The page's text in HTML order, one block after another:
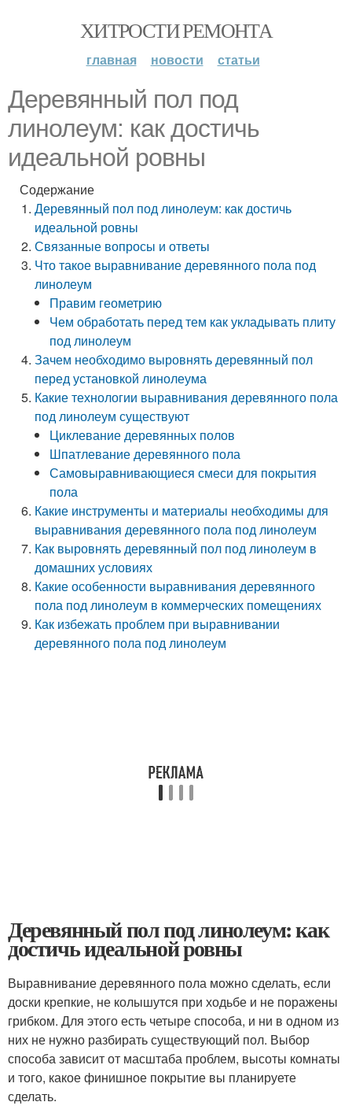
ХИТРОСТИ РЕМОНТА
главная новости статьи
Деревянный пол под
линолеум: как достичь
идеальной ровны
Содержание
Деревянный пол под линолеум: как достичь
идеальной ровны
Связанные вопросы и ответы
Что такое выравнивание деревянного пола под
линолеум
Правим геометрию
Чем обработать перед тем как укладывать плиту
под линолеум
Зачем необходимо выровнять деревянный пол
перед установкой линолеума
Какие технологии выравнивания деревянного пола
под линолеум существуют
Циклевание деревянных полов
Шпатлевание деревянного пола
Самовыравнивающиеся смеси для покрытия
пола
Какие инструменты и материалы необходимы для
выравнивания деревянного пола под линолеум
Как выровнять деревянный пол под линолеум в
домашних условиях
Какие особенности выравнивания деревянного
пола под линолеум в коммерческих помещениях
Как избежать проблем при выравнивании
деревянного пола под линолеум
Деревянный пол под линолеум: как
достичь идеальной ровны
Выравнивание деревянного пола можно сделать, если
доски крепкие, не колышутся при ходьбе и не поражены
грибком. Для этого есть четыре способа, и ни в одном из
них не нужно разбирать существующий пол. Выбор
способа зависит от масштаба проблем, высоты комнаты
и того, какое финишное покрытие вы планируете
сделать.